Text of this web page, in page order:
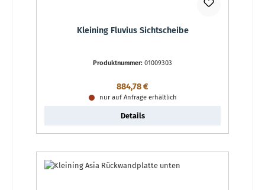
Kleining Fluvius Sichtscheibe
Produktnummer: 01009303
Regulärer Preis:
884,78 €
nur auf Anfrage erhältlich
Details